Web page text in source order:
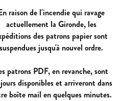
17,90 €
PDF:
12,90 €
raison de l'incendie qui ravage
actuellement la Gironde, les
des patrons papier sont
suspendues jusqu'à nouvel ordre.
patrons PDF, en revanche, sont
disponibles et arriveront dans
boîte mail en quelques minutes.